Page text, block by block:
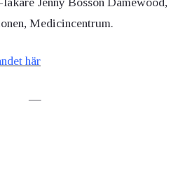
Medicincentrum.
här
—